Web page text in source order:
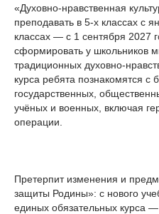
«Духовно‑нравственная
преподавать в 5-х классах с
классах — с 1 сентября 2027
сформировать у школьников
традиционных
курса ребята познакомятся с
государственных,
учёных и военных, включая
операции.
Претерпит изменения и
защиты Родины»: с нового
единых обязательных курса